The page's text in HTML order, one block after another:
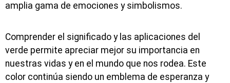
amplia gama de emociones y simbolismos.
Comprender el significado y las aplicaciones del
verde permite apreciar mejor su importancia en
nuestras vidas y en el mundo que nos rodea. Este
color continúa siendo un emblema de esperanza y